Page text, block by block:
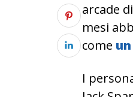
arcade
mesi
come
I